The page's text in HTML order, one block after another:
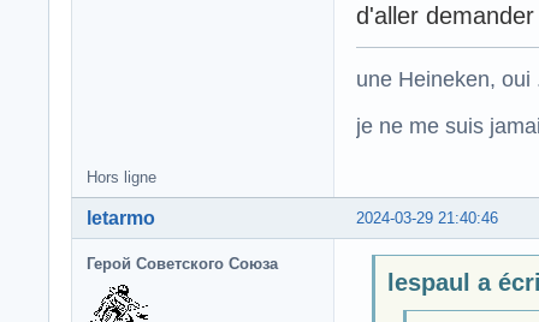
d'aller
une Heineken,
je ne me suis
Hors ligne
2024-03-29 21:40:46
letarmo
Герой Советского Союза
lespaul a